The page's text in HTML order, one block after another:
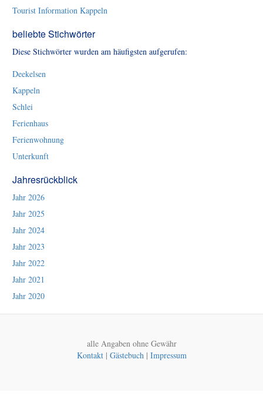
Tourist Information Kappeln
beliebte Stichwörter
Diese Stichwörter wurden am häufigsten aufgerufen:
Deekelsen
Kappeln
Schlei
Ferienhaus
Ferienwohnung
Unterkunft
Jahresrückblick
Jahr 2026
Jahr 2025
Jahr 2024
Jahr 2023
Jahr 2022
Jahr 2021
Jahr 2020
alle Angaben ohne Gewähr
Kontakt| Gästebuch| Impressum